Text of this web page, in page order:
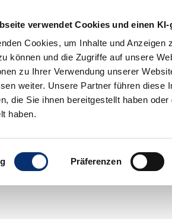
verwendet Cookies und einen
Cookies, um Inhalte und
können und die Zugriffe auf unsere
zu Ihrer Verwendung unserer
weiter. Unsere Partner führen
die Sie ihnen bereitgestellt haben
haben.
Präferenzen
Suche
Weiterbildung Förderung